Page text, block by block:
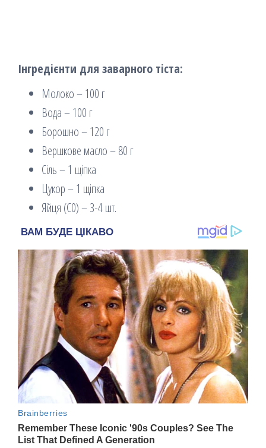
Інгредієнти для заварного тіста:
Молоко – 100 г
Вода – 100 г
Борошно – 120 г
Вершкове масло – 80 г
Сіль – 1 щіпка
Цукор – 1 щіпка
Яйця (С0) – 3-4 шт.